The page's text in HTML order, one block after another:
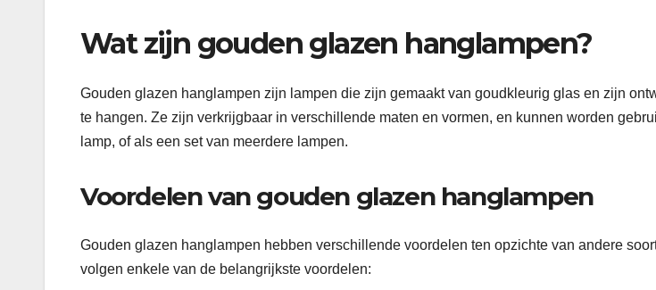
Wat zijn gouden glazen hanglampen?
Gouden glazen hanglampen zijn lampen die zijn gemaakt van goudkleurig glas en zijn
te hangen. Ze zijn verkrijgbaar in verschillende maten en vormen, en kunnen worden
lamp, of als een set van meerdere lampen.
Voordelen van gouden glazen hanglampen
Gouden glazen hanglampen hebben verschillende voordelen ten opzichte van andere
volgen enkele van de belangrijkste voordelen: